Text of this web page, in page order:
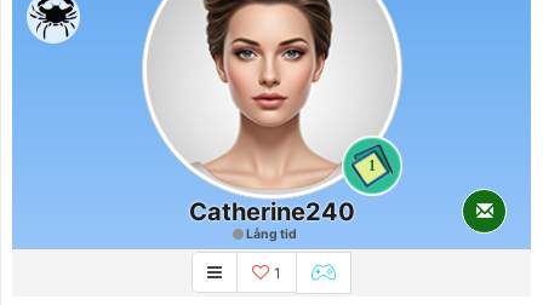
1
Catherine240
Lång tid
1